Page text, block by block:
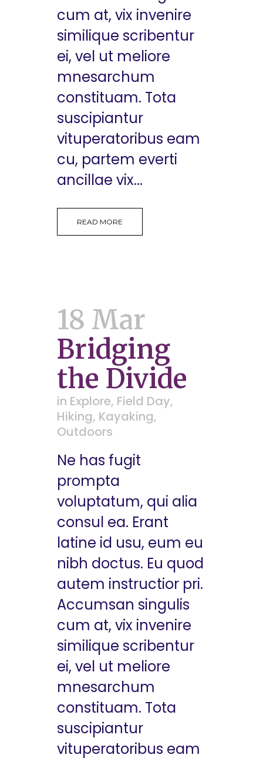
cum at, vix invenire
similique scribentur
ei, vel ut meliore
mnesarchum
constituam. Tota
suscipiantur
vituperatoribus eam
cu, partem everti
ancillae vix...
READ MORE
18 Mar
Bridging
the Divide
in Explore, Field Day,
Hiking, Kayaking,
Outdoors
Ne has fugit
prompta
voluptatum, qui alia
consul ea. Erant
latine id usu, eum eu
nibh doctus. Eu quod
autem instructior pri.
Accumsan singulis
cum at, vix invenire
similique scribentur
ei, vel ut meliore
mnesarchum
constituam. Tota
suscipiantur
vituperatoribus eam